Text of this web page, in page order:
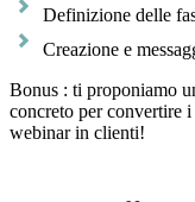
Definizione delle
Creazione e
Bonus : ti proponiamo
concreto per convertire
webinar in clienti!